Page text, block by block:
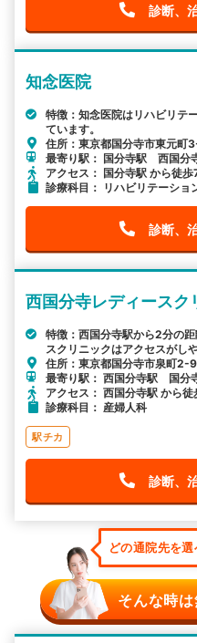
診断、
知念医院
特徴：知念医院はリハビリテ
ています。
住所：東京都国分寺市東元町
最寄り駅： 国分寺駅 西国
アクセス： 国分寺駅 から徒歩
診療科目： リハビリテーショ
診断、
西国分寺レディースク
特徴：西国分寺駅から2分の
スクリニックはアクセスがし
住所：東京都国分寺市泉町2-
最寄り駅： 西国分寺駅 国
アクセス： 西国分寺駅 から
診療科目： 産婦人科
駅チカ
診断、
どの通院先を
そんな時